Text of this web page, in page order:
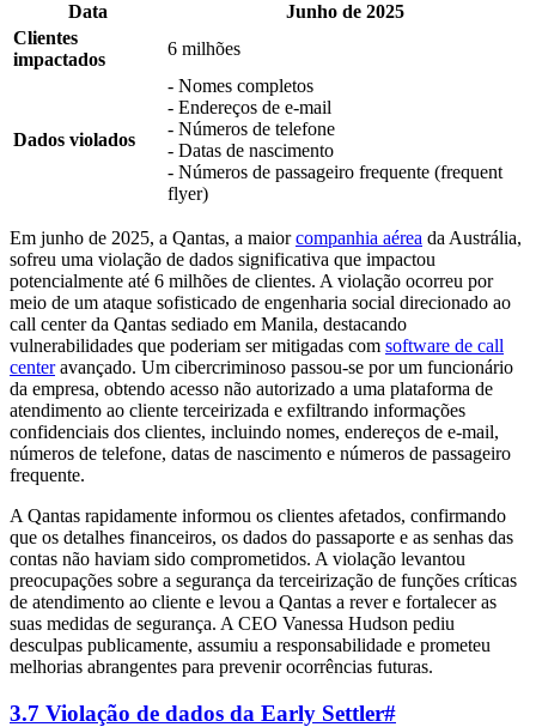
Data
Junho de 2025
Clientes
impactados
6 milhões
Dados violados
- Nomes completos
- Endereços de e-mail
- Números de telefone
- Datas de nascimento
- Números de passageiro frequente (frequent
flyer)
Em junho de 2025, a Qantas, a maiorcompanhia aérea da Austrália,
sofreu uma violação de dados significativa que impactou
potencialmente até 6 milhões de clientes. A violação ocorreu por
meio de um ataque sofisticado de engenharia social direcionado ao
call center da Qantas sediado em Manila, destacando
vulnerabilidades que poderiam ser mitigadas com software de call
centeravançado. Um cibercriminoso passou-se por um funcionário
da empresa, obtendo acesso não autorizado a uma plataforma de
atendimento ao cliente terceirizada e exfiltrando informações
confidenciais dos clientes, incluindo nomes, endereços de e-mail,
números de telefone, datas de nascimento e números de passageiro
frequente.
A Qantas rapidamente informou os clientes afetados, confirmando
que os detalhes financeiros, os dados do passaporte e as senhas das
contas não haviam sido comprometidos. A violação levantou
preocupações sobre a segurança da terceirização de funções críticas
de atendimento ao cliente e levou a Qantas a rever e fortalecer as
suas medidas de segurança. A CEO Vanessa Hudson pediu
desculpas publicamente, assumiu a responsabilidade e prometeu
melhorias abrangentes para prevenir ocorrências futuras.
3.7 Violação de dados da Early Settler#